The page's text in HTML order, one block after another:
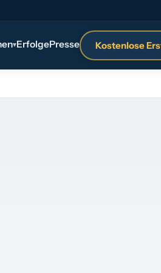
▾ErfolgePresse Kostenlose